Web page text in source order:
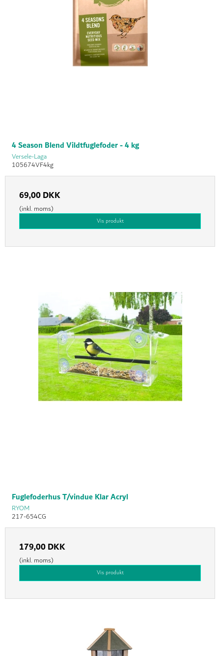
4 Season Blend Vildtfuglefoder - 4 kg
Versele-Laga
105674VF4kg
69,00 DKK
(inkl. moms)
Vis produkt
Fuglefoderhus T/vindue Klar Acryl
RYOM
217-654CG
179,00 DKK
(inkl. moms)
Vis produkt